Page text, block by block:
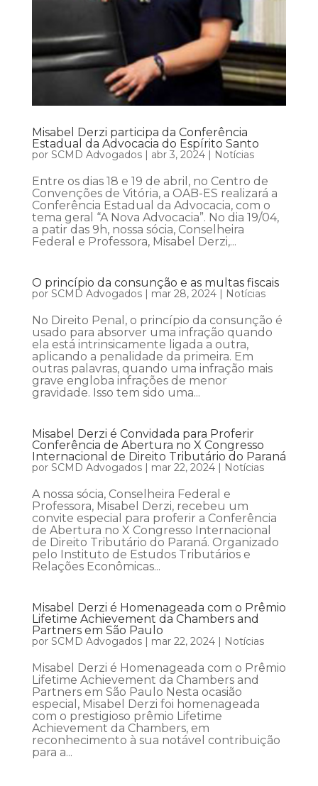
Misabel Derzi participa da Conferência
Estadual da Advocacia do Espírito Santo
por SCMD Advogados| abr 3, 2024| Notícias
Entre os dias 18 e 19 de abril, no Centro de
Convenções de Vitória, a OAB-ES realizará a
Conferência Estadual da Advocacia, com o
tema geral “A Nova Advocacia”. No dia 19/04,
a patir das 9h, nossa sócia, Conselheira
Federal e Professora, Misabel Derzi,...
O princípio da consunção e as multas fiscais
por SCMD Advogados| mar 28, 2024| Notícias
No Direito Penal, o princípio da consunção é
usado para absorver uma infração quando
ela está intrinsicamente ligada a outra,
aplicando a penalidade da primeira. Em
outras palavras, quando uma infração mais
grave engloba infrações de menor
gravidade. Isso tem sido uma...
Misabel Derzi é Convidada para Proferir
Conferência de Abertura no X Congresso
Internacional de Direito Tributário do Paraná
por SCMD Advogados| mar 22, 2024| Notícias
A nossa sócia, Conselheira Federal e
Professora, Misabel Derzi, recebeu um
convite especial para proferir a Conferência
de Abertura no X Congresso Internacional
de Direito Tributário do Paraná. Organizado
pelo Instituto de Estudos Tributários e
Relações Econômicas...
Misabel Derzi é Homenageada com o Prêmio
Lifetime Achievement da Chambers and
Partners em São Paulo
por SCMD Advogados| mar 22, 2024| Notícias
Misabel Derzi é Homenageada com o Prêmio
Lifetime Achievement da Chambers and
Partners em São Paulo Nesta ocasião
especial, Misabel Derzi foi homenageada
com o prestigioso prêmio Lifetime
Achievement da Chambers, em
reconhecimento à sua notável contribuição
para a...